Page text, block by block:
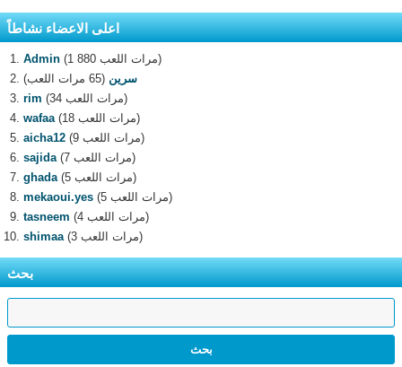
اعلى الاعضاء نشاطاً
Admin
(1 880 مرات اللعب)
سرين (65 مرات اللعب)
rim
(34 مرات اللعب)
wafaa
(18 مرات اللعب)
aicha12
(9 مرات اللعب)
sajida
(7 مرات اللعب)
ghada
(5 مرات اللعب)
mekaoui.yes
(5 مرات اللعب)
tasneem
(4 مرات اللعب)
shimaa
(3 مرات اللعب)
بحث